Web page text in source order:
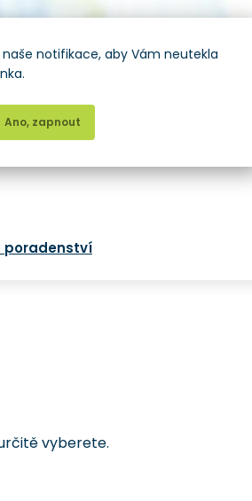
poradenství
vyberete.
notifikace, aby Vám neutekla
Ano, zapnout